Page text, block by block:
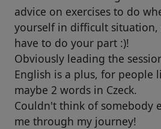
advice on exercises to do
yourself in difficult situation,
have to do your part :)!
Obviously leading the
English is a plus, for people
maybe 2 words in Czeck.
Couldn't think of somebody
me through my journey!